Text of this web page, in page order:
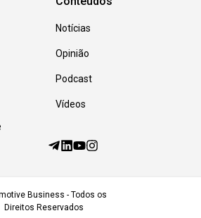
Notícias
Opinião
Podcast
Vídeos
Business - Todos os
Direitos Reservados